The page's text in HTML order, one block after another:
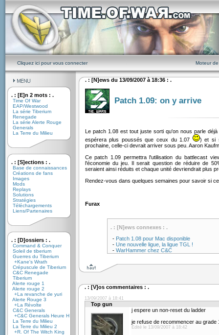
Cliquez ici pour vous connecter Moteur
. : [E]n 2 mots : .
Time Of War
EAP/Westwood
La série Tiberium
Renegade
La série Alerte Rouge
Generals
La Terre du Milieu
. : [S]ections : .
Base de connaissances
Créations de fans
Images
Mods
Replays
Solutions
Stratégies
Téléchargements
Liens/Partenaires
. : [D]ossiers : .
Command & Conquer
Soleil de tiberium
Guerres du Tiberium
+Kane's Wrath
Crépuscule de Tiberium
C&C Renegade
Tiberium
Alerte rouge 1
Alerte rouge 2
+La revanche de yuri
Alerte Rouge 3
+La Révolte
C&C Generals
+C&C Generals Heure H
La Terre du Milieu
La Terre du Milieu 2
+R. Of The Witch King
. : [N]ews du 13/09/2007 à 18:36 : .
Patch 1.09: on y arrive
Le patch 1.08 est tout juste sorti qu'on nous parle
espérera plus poussés que ceux du 1.07
) et si
prochaine, celle-ci devrait arriver sous peu. Aaron
Ce patch 1.09 permettra l'utilisation du battlecast
l'économie du jeu. Il serait question de réduire de
seraient ainsi réduits et chaque unité devriendrait plus
Rendez-vous dans quelques semaines pour savoir si
Furax
. : [N]ews connexes : .
- Patch 1.08 pour Mac disponible
- Une nouvelle ligue, la ligue TGL !
- WarHammer chez C&C
. : [V]os commentaires : .
13/09/2007 à 18:41
Top gun
j espere un non-reset du ladder
je refuse de recommencer au grade
Edité le 13/09/2007 à 18:42